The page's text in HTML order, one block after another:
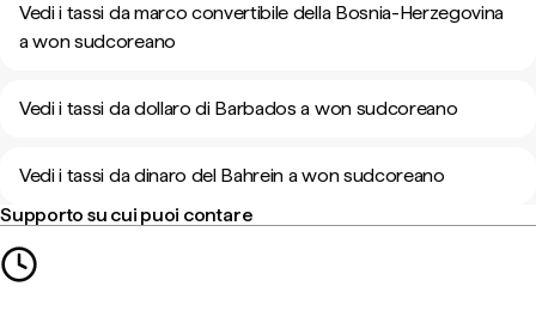
Vedi i tassi da marco convertibile della Bosnia-Herzegovina
a won sudcoreano
Vedi i tassi da dollaro di Barbados a won sudcoreano
Vedi i tassi da dinaro del Bahrein a won sudcoreano
Supporto su cui puoi contare